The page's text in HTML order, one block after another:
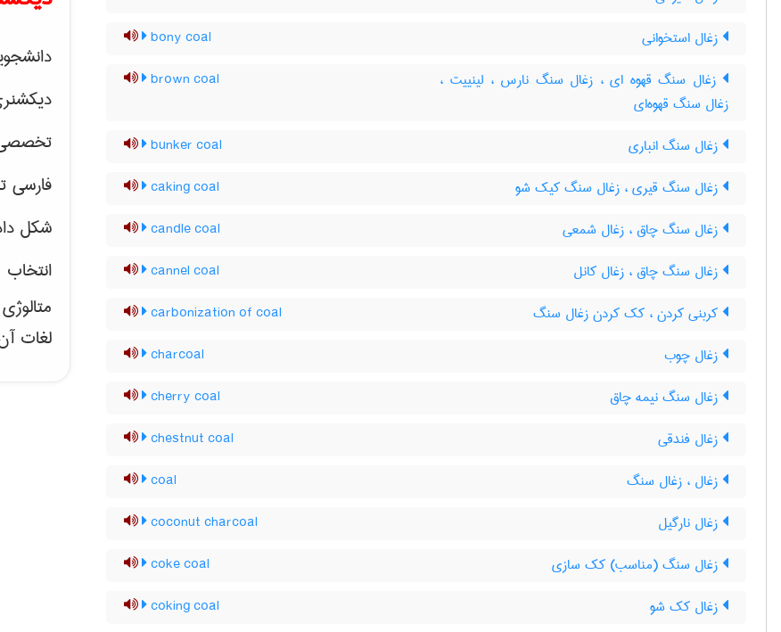
زغال استخوانی bony coal
زغال سنگ قهوه ای ، زغال سنگ نارس ، لینییت ،
زغال سنگ قهوه‌ای
brown coal
زغال سنگ انباری bunker coal
زغال سنگ قیری ، زغال سنگ کیک شو caking coal
زغال سنگ چاق ، زغال شمعی candle coal
زغال سنگ چاق ، زغال کانل cannel coal
کربنی کردن ، کک کردن زغال سنگ carbonization of coal
زغال چوب charcoal
زغال سنگ نیمه چاق cherry coal
زغال فندقی chestnut coal
زغال ، زغال سنگ coal
زغال نارگیل coconut charcoal
زغال سنگ (مناسب) کک سازی coke coal
زغال کک شو coking coal
تخصصی
فارسی
شکل
انتخاب
لغات